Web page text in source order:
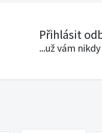
Přihlásit
...už vám